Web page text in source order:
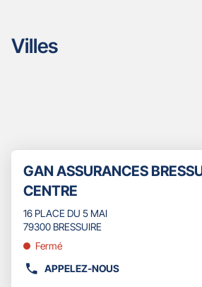
Villes
sur
touche
ENTRÉE
pour
plus
amples
Point
de
vente
:
GAN ASSURANCES
CENTRE
16 PLACE DU 5 MAI
79300 BRESSUIRE
Fermé
APPELEZ-NOUS
AFFICHER